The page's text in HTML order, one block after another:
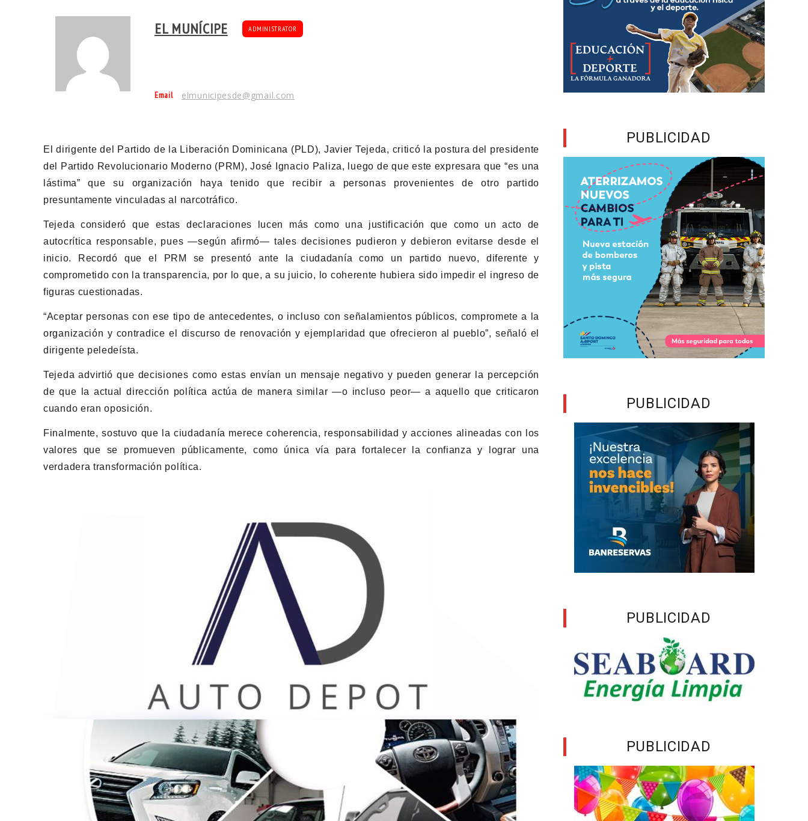
EL MUNÍCIPE ADMINISTRATOR
Email elmunicipesde@gmail.com
El dirigente del Partido de la Liberación Dominicana (PLD), Javier Tejeda, criticó la postura del presidente
del Partido Revolucionario Moderno (PRM), José Ignacio Paliza, luego de que este expresara que “es una
lástima” que su organización haya tenido que recibir a personas provenientes de otro partido
presuntamente vinculadas al narcotráfico.
Tejeda consideró que estas declaraciones lucen más como una justificación que como un acto de
autocrítica responsable, pues —según afirmó— tales decisiones pudieron y debieron evitarse desde el
inicio. Recordó que el PRM se presentó ante la ciudadanía como un partido nuevo, diferente y
comprometido con la transparencia, por lo que, a su juicio, lo coherente hubiera sido impedir el ingreso de
figuras cuestionadas.
“Aceptar personas con ese tipo de antecedentes, o incluso con señalamientos públicos, compromete a la
organización y contradice el discurso de renovación y ejemplaridad que ofrecieron al pueblo”, señaló el
dirigente peledeísta.
Tejeda advirtió que decisiones como estas envían un mensaje negativo y pueden generar la percepción
de que la actual dirección política actúa de manera similar —o incluso peor— a aquello que criticaron
cuando eran oposición.
Finalmente, sostuvo que la ciudadanía merece coherencia, responsabilidad y acciones alineadas con los
valores que se promueven públicamente, como única vía para fortalecer la confianza y lograr una
verdadera transformación política.
PUBLICIDAD
PUBLICIDAD
PUBLICIDAD
PUBLICIDAD